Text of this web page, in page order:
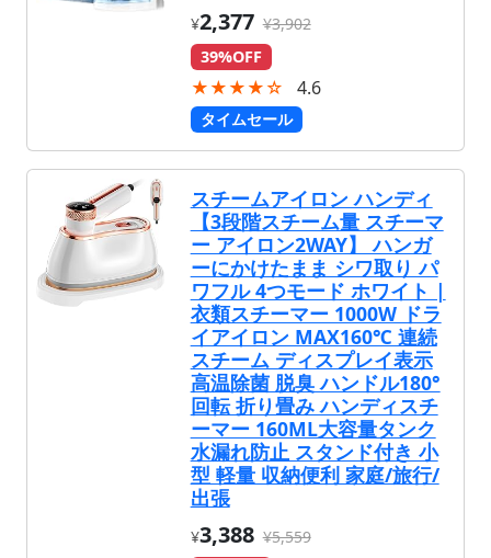
¥2,377 ¥3,902
39%OFF
★★★★☆ 4.6
タイムセール
スチームアイロン ハンディ
【3段階スチーム量 スチーマ
ー アイロン2WAY】 ハンガ
ーにかけたまま シワ取り パ
ワフル 4つモード ホワイト |
衣類スチーマー 1000W ドラ
イアイロン MAX160℃ 連続
スチーム ディスプレイ表示
高温除菌 脱臭 ハンドル180°
回転 折り畳み ハンディスチ
ーマー 160ML大容量タンク
水漏れ防止 スタンド付き 小
型 軽量 収納便利 家庭/旅行/
出張
¥3,388 ¥5,559